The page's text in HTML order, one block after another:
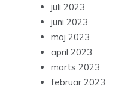
juli 2023
juni 2023
maj 2023
april 2023
marts 2023
februar 2023